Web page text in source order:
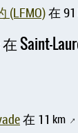
(LFMO)在 91
Saint-
在 11 km ↑